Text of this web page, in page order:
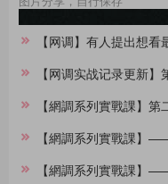
【网调】有人提出想看最近
【网调实战记录更新】第
【網調系列實戰課】
【網調系列實戰課】——第
【網調系列實戰課】——